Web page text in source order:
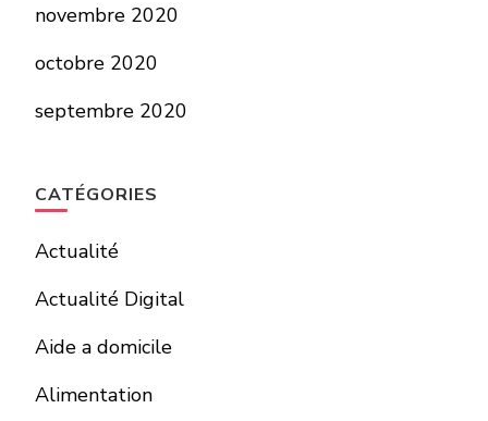
novembre 2020
octobre 2020
septembre 2020
CATÉGORIES
Actualité
Actualité Digital
Aide a domicile
Alimentation